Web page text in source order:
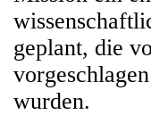
geplant, die
wurden.